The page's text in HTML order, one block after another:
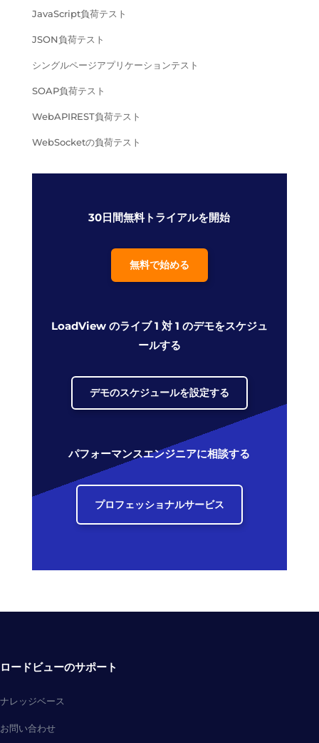
JavaScript負荷テスト
JSON負荷テスト
シングルページアプリケーションテスト
SOAP負荷テスト
WebAPIREST負荷テスト
WebSocketの負荷テスト
30日間無料トライアルを開始
無料で始める
LoadView のライブ 1 対 1 のデモをスケジュ
ールする
デモのスケジュールを設定する
パフォーマンスエンジニアに相談する
プロフェッショナルサービス
ロードビューのサポート
ナレッジベース
お問い合わせ